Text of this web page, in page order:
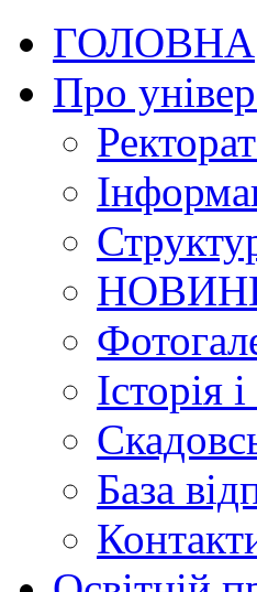
ГОЛОВНА
Про
Історія
База